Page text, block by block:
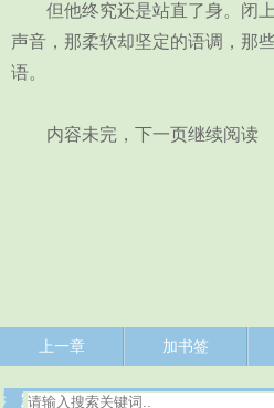
但他终究还是站直了身。闭上
声音，那柔软却坚定的语调，那
语。
内容未完，下一页继续阅读
上一章 加书签